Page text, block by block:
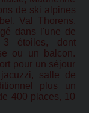
de ski alpines
Val Thorens,
dans l'une de
3 étoiles, dont
ou un balcon.
pour un séjour
salle de
plus un
400 places, 10